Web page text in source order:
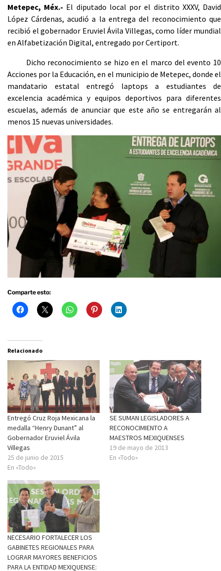
Metepec, Méx.- El diputado local por el distrito XXXV, David
López Cárdenas, acudió a la entrega del reconocimiento que
recibió el gobernador Eruviel Ávila Villegas, como líder mundial
en Alfabetización Digital, entregado por Certiport.
Dicho reconocimiento se hizo en el marco del evento 10
Acciones por la Educación, en el municipio de Metepec, donde el
mandatario estatal entregó laptops a estudiantes de
excelencia académica y equipos deportivos para diferentes
escuelas, además de anunciar que este año se entregarán al
menos 15 nuevas universidades.
Comparte esto:
Relacionado
Entregó Cruz Roja Mexicana la
medalla “Henry Dunant” al
Gobernador Eruviel Ávila
Villegas
25 de junio de 2015
En «Todo»
SE SUMAN LEGISLADORES A
RECONOCIMIENTO A
MAESTROS MEXIQUENSES
19 de mayo de 2013
En «Todo»
NECESARIO FORTALECER LOS
GABINETES REGIONALES PARA
LOGRAR MAYORES BENEFICIOS
PARA LA ENTIDAD MEXIQUENSE: